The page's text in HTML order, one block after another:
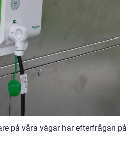
på våra vägar har efterfrågan på